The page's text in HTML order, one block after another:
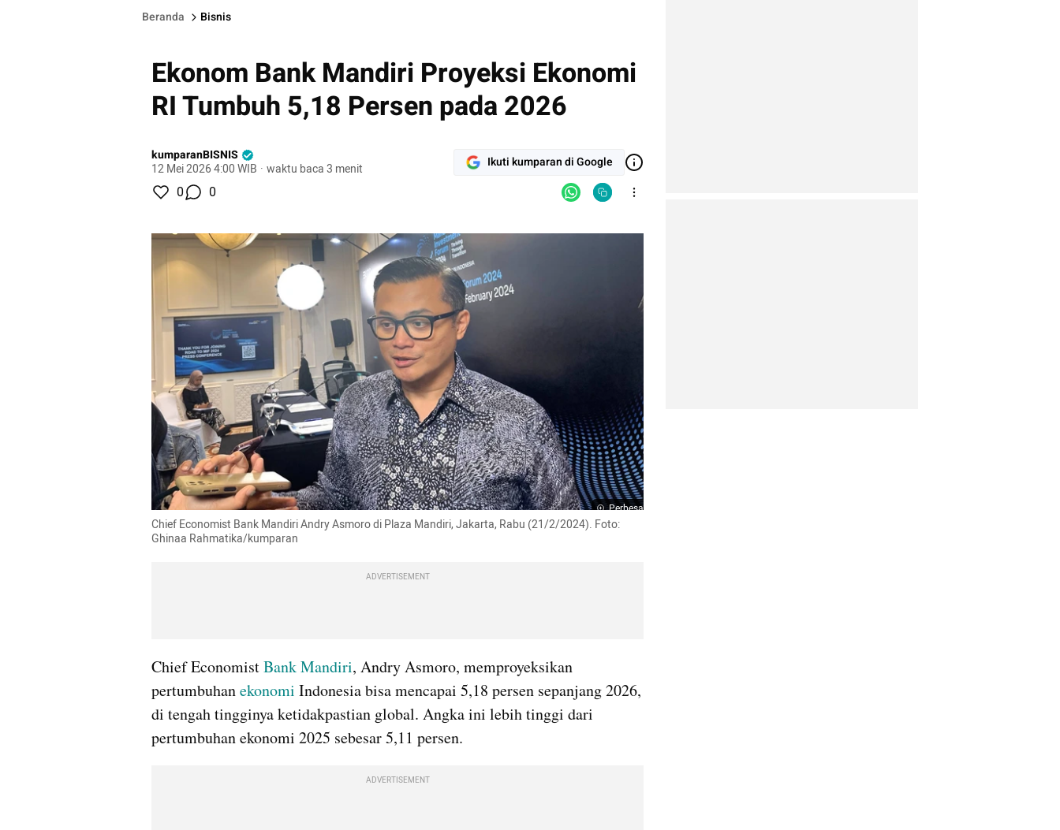
Beranda Bisnis
Ekonom Bank Mandiri Proyeksi Ekonomi
RI Tumbuh 5,18 Persen pada 2026
kumparanBISNIS
12 Mei 2026 4:00 WIB · waktu baca 3 menit Ikuti kumparan di Google
0 0
Perbesar
Chief Economist Bank Mandiri Andry Asmoro di Plaza Mandiri, Jakarta, Rabu (21/2/2024). Foto:
Ghinaa Rahmatika/kumparan
ADVERTISEMENT
Chief Economist Bank Mandiri, Andry Asmoro, memproyeksikan
pertumbuhan ekonomi Indonesia bisa mencapai 5,18 persen sepanjang 2026,
di tengah tingginya ketidakpastian global. Angka ini lebih tinggi dari
pertumbuhan ekonomi 2025 sebesar 5,11 persen.
ADVERTISEMENT